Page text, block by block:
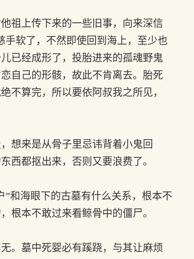
祖上传下来的一些旧事，向来深信
手软了，不然即使回到海上，至少也
已经成形了，投胎进来的孤魂野鬼
自己的形骸，故此不肯离去。胎死
不算完，所以要依阿叔我之所见，
想来是从骨子里忌讳背着小鬼回
西都抠出来，否则又要浪费了。
和海眼下的古墓有什么关系，根本不
根本不敢过来看鲸骨中的僵尸。
。墓中死婴必有蹊跷，与其让麻烦